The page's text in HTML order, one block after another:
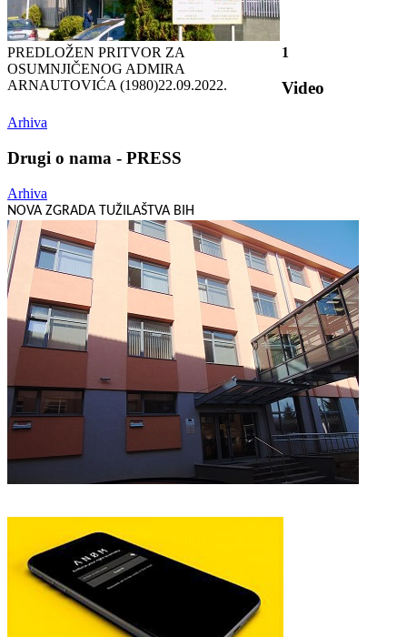
PREDLOŽEN PRITVOR ZA
OSUMNJIČENOG ADMIRA
ARNAUTOVIĆA (1980)22.09.2022.
1
Video
Arhiva
Drugi o nama - PRESS
Arhiva
NOVA ZGRADA TUŽILAŠTVA BIH